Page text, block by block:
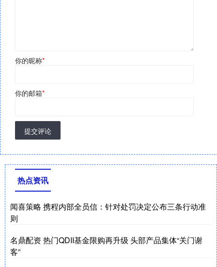
你的昵称*
你的邮箱*
提交评论
热点资讯
闻喜策略 携程内部全员信：针对处罚决定公布三条行动准
则
名鼎配资 热门QDII基金限购再升级 头部产品集体“关门谢
客”